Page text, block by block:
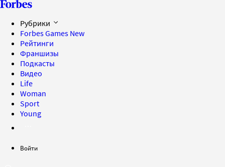
Рубрики
Forbes Games New
Рейтинги
Франшизы
Подкасты
Видео
Life
Woman
Sport
Young
Войти